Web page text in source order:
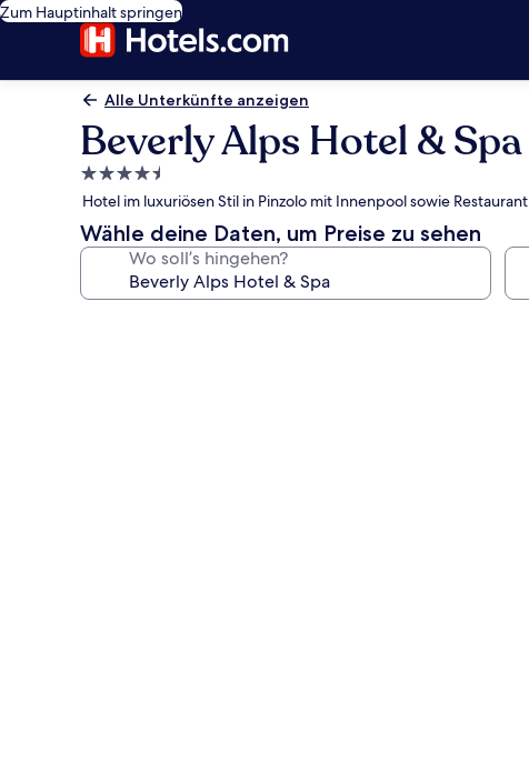
Zum Hauptinhalt springen
Alle Unterkünfte anzeigen
Beverly Alps Hotel & Spa
4.5-
Sterne-
Unterkunft
Hotel im luxuriösen Stil in Pinzolo mit Innenpool sowie Restaurant
Wähle deine Daten, um Preise zu sehen
Wo soll’s hingehen?